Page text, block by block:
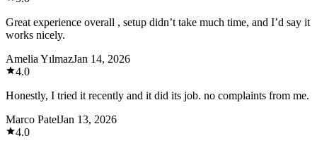
Great experience overall , setup didn’t take much time, and I’d say it
works nicely.
Amelia YılmazJan 14, 2026
4.0
Honestly, I tried it recently and it did its job. no complaints from me.
Marco PatelJan 13, 2026
4.0